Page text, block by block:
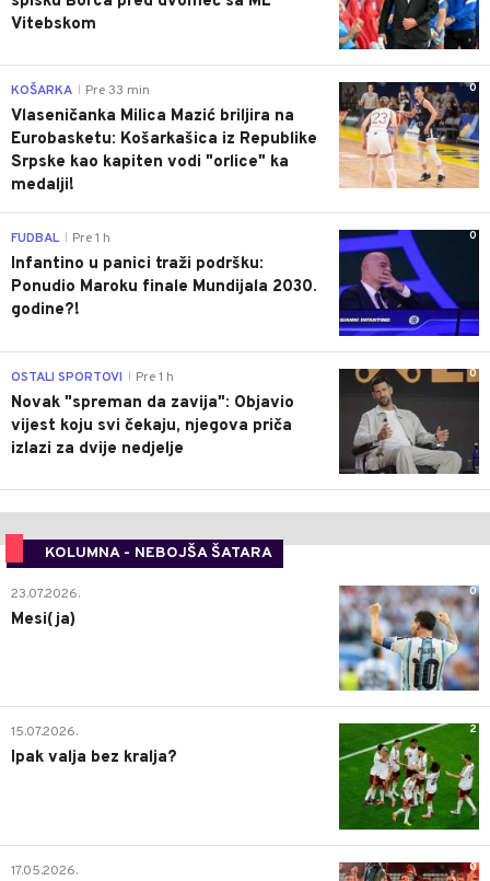
Vitebskom
0
KOŠARKA Pre 33 min
Vlaseničanka Milica Mazić briljira na
Eurobasketu: Košarkašica iz Republike
Srpske kao kapiten vodi "orlice" ka
medalji!
0
FUDBAL Pre 1 h
Infantino u panici traži podršku:
Ponudio Maroku finale Mundijala 2030.
godine?!
0
OSTALI SPORTOVI Pre 1 h
Novak "spreman da zavija": Objavio
vijest koju svi čekaju, njegova priča
izlazi za dvije nedjelje
KOLUMNA - NEBOJŠA ŠATARA
0
23.07.2026.
Mesi(ja)
2
15.07.2026.
Ipak valja bez kralja?
0
17.05.2026.